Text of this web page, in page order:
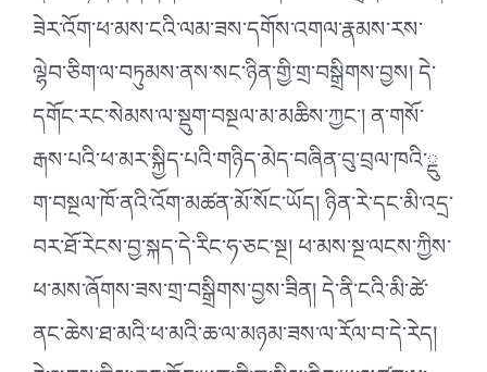
ཟེར་འོག་ཕ་མས་ངའི་ལམ་ཟས་དགོས་འགལ་རྣམས་རས་
ལྷེབ་ཅིག་ལ་བཏུམས་ནས་སང་ཉིན་གྱི་གྲ་བསྒྲིགས་བྱས། དེ་
དགོང་རང་སེམས་ལ་སྡུག་བསྔལ་མ་མཆིས་ཀྱང༌། ན་གསོ་
རྒས་པའི་ཕ་མར་སྐྱིད་པའི་གཉིད་མེད་བཞིན་བུ་བྲལ་ཁའི་ྡུ
ག་བསྔལ་ཁོ་ནའི་འོག་མཚན་མོ་སོང་ཡོད། ཉིན་རེ་དང་མི་འདྲ་
བར་ཐོ་རེངས་བྱ་སྐད་དེ་རིང་ཧ་ཅང་སྔ། ཕ་མས་སྔ་ལངས་ཀྱིས་
ཕ་མས་ཞོགས་ཟས་གྲ་བསྒྲིགས་བྱས་ཟིན། དེ་ནི་ངའི་མི་ཚེ་
ནང་ཆེས་ཐ་མའི་ཕ་མའི་ཆ་ལ་མཉམ་ཟས་ལ་རོལ་བ་དེ་རེད།